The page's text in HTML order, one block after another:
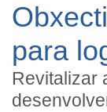
para
Revitalizar